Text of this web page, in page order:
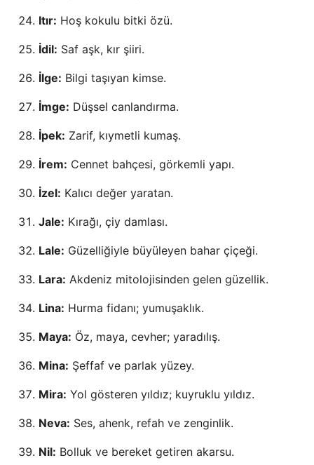
Itır: Hoş kokulu bitki özü.
İdil: Saf aşk, kır şiiri.
İlge: Bilgi taşıyan kimse.
İmge: Düşsel canlandırma.
İpek: Zarif, kıymetli kumaş.
İrem: Cennet bahçesi, görkemli yapı.
İzel: Kalıcı değer yaratan.
Jale: Kırağı, çiy damlası.
Lale: Güzelliğiyle büyüleyen bahar çiçeği.
Lara: Akdeniz mitolojisinden gelen güzellik.
Lina: Hurma fidanı; yumuşaklık.
Maya: Öz, maya, cevher; yaradılış.
Mina: Şeffaf ve parlak yüzey.
Mira: Yol gösteren yıldız; kuyruklu yıldız.
Neva: Ses, ahenk, refah ve zenginlik.
Nil: Bolluk ve bereket getiren akarsu.